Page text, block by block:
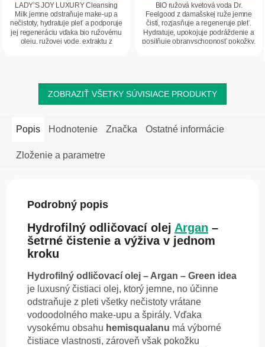
LADY’S JOY LUXURY Cleansing
Milk jemne odstraňuje make-up a
nečistoty, hydratuje pleť a podporuje
jej regeneráciu vďaka bio ružovému
oleju, ružovej vode, extraktu z
BIO ružová kvetová voda Dr.
Feelgood z damašskej ruže jemne
čistí, rozjasňuje a regeneruje pleť.
Hydratuje, upokojuje podráždenie a
posilňuje obranyschopnosť pokožky.
ZOBRAZIŤ VŠETKY SÚVISIACE PRODUKTY
Popis Hodnotenie Značka Ostatné informácie
Zloženie a parametre
Podrobný popis
Hydrofilný odličovací olej Argan –
šetrné čistenie a výživa v jednom
kroku
Hydrofilný odličovací olej – Argan – Green idea
je luxusný čistiaci olej, ktorý jemne, no účinne
odstraňuje z pleti všetky nečistoty vrátane
vodoodolného make-upu a špirály. Vďaka
vysokému obsahu hemisqualanu má výborné
čistiace vlastnosti, zároveň však pokožku